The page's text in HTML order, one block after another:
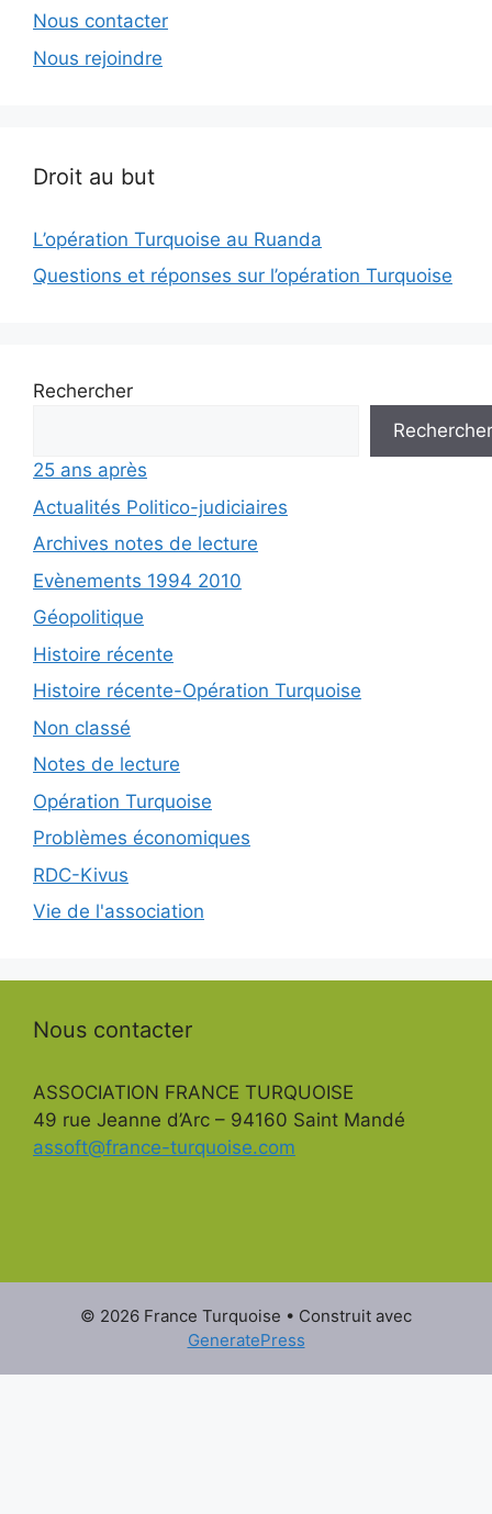
Nous contacter
Nous rejoindre
Droit au but
L’opération Turquoise au Ruanda
Questions et réponses sur l’opération Turquoise
Rechercher
Rechercher
25 ans après
Actualités Politico-judiciaires
Archives notes de lecture
Evènements 1994 2010
Géopolitique
Histoire récente
Histoire récente-Opération Turquoise
Non classé
Notes de lecture
Opération Turquoise
Problèmes économiques
RDC-Kivus
Vie de l'association
Nous contacter
ASSOCIATION FRANCE TURQUOISE
49 rue Jeanne d’Arc – 94160 Saint Mandé
assoft@france-turquoise.com
© 2026 France Turquoise • Construit avec
GeneratePress